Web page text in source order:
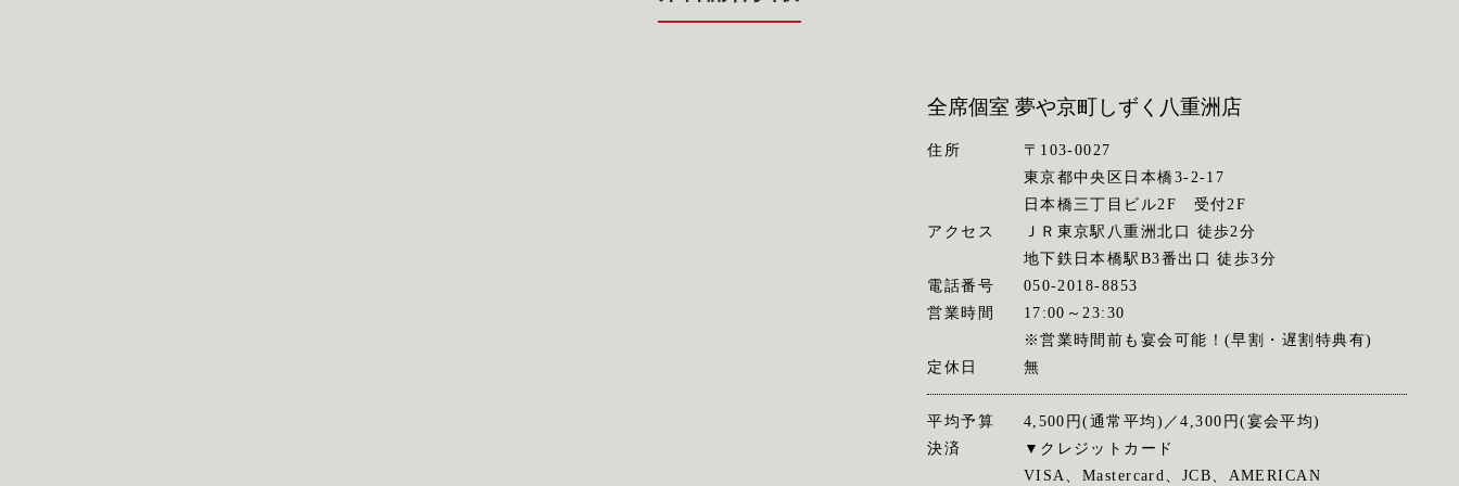
全席個室 夢や京町しずく 八重洲店
住所
〒103-0027
東京都中央区日本橋3-2-17
日本橋三丁目ビル2F 受付2F
アクセス
ＪＲ東京駅八重洲北口 徒歩2分
地下鉄日本橋駅B3番出口 徒歩3分
電話番号
050-2018-8853
営業時間
17:00～23:30
※営業時間前も宴会可能！(早割・遅割特典有)
定休日
無
平均予算
4,500円(通常平均)／4,300円(宴会平均)
決済
▼クレジットカード
VISA、Mastercard、JCB、AMERICAN